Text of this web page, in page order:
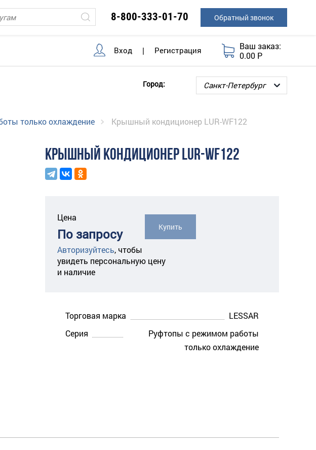
8-800-333-01-70 Обратный звонок
Вход | Регистрация
Ваш заказ:
0.00 Р
Город:
только охлаждение Крышный кондиционер LUR-WF122
КРЫШНЫЙ КОНДИЦИОНЕР LUR-WF122
Цена
По запросу
Авторизуйтесь, чтобы
увидеть персональную цену
и наличие
Купить
Торговая марка
LESSAR
Серия
Руфтопы с режимом работы
только охлаждение